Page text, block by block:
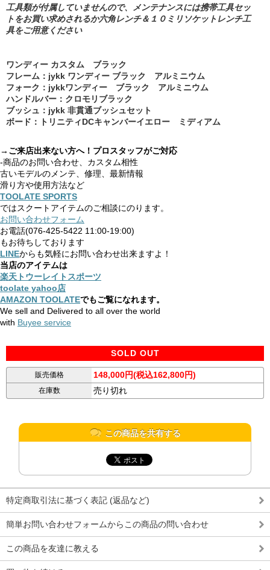
工具類が付属していませんので、メンテナンスには携帯工具セッ
トをお買い求めされるか六角レンチ＆１０ミリソケットレンチ工
具をご用意ください
ワンディー カスタム ブラック
フレーム：jykk ワンディー ブラック アルミニウム
フォーク：jykkワンディー ブラック アルミニウム
ハンドルバー：クロモリブラック
ブッシュ：jykk 非貫通ブッシュセット
ボード：トリニティDCキャンバーイエロー ミディアム
→ご来店出来ない方へ！プロスタッフがご対応
-商品のお問い合わせ、カスタム相性
古いモデルのメンテ、修理、最新情報
滑り方や使用方法など
TOOLATE SPORTS
ではスクートアイテムのご相談にのります。
お問い合わせフォーム
お電話(076-425-5422 11:00-19:00)
もお待ちしております
LINEからも気軽にお問い合わせ出来ますよ！
当店のアイテムは
楽天トウーレイトスポーツ
toolate yahoo店
AMAZON TOOLATEでもご覧になれます。
We sell and Delivered to all over the world
with Buyee service
SOLD OUT
販売価格 148,000円(税込162,800円)
在庫数 売り切れ
この商品を共有する
特定商取引法に基づく表記 (返品など)
簡単お問い合わせフォームからこの商品の問い合わせ
この商品を友達に教える